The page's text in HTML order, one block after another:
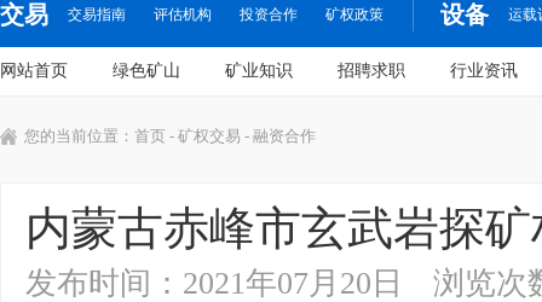
交易
交易指南
评估机构 投资合作 矿权政策
设备
运载
网站首页 绿色矿山 矿业知识 招聘求职 行业资讯
您的当前位置： 首页 - 矿权交易 - 融资合作
内蒙古赤峰市玄武岩探
发布时间：2021年07月20日
浏览次